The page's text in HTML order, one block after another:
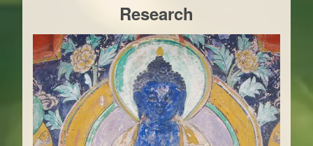
Research